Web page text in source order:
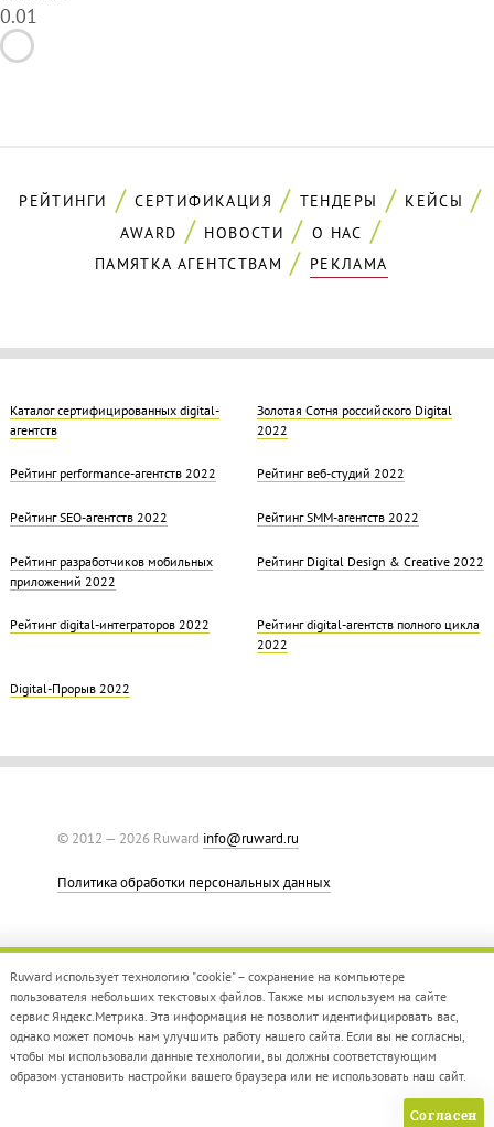
0.01
РЕЙТИНГИ СЕРТИФИКАЦИЯ ТЕНДЕРЫ
КЕЙСЫ
AWARD
НОВОСТИ
О НАС
ПАМЯТКА АГЕНТСТВАМ
РЕКЛАМА
Каталог сертифицированных digital-
агентств
Золотая Cотня российского Digital
2022
Рейтинг performance-агентств 2022 Рейтинг веб-студий 2022
Рейтинг SEO-агентств 2022 Рейтинг SMM-агентств 2022
Рейтинг разработчиков мобильных
приложений 2022
Рейтинг Digital Design & Creative 2022
Рейтинг digital-интеграторов 2022
Рейтинг digital-агентств полного цикла
2022
Digital-Прорыв 2022
© 2012 — 2026 Ruward info@ruward.ru
Политика обработки персональных данных
Дизайн –Red Collar
Создание сайта –Integrate
Ruward использует технологию "cookie" – сохранение на компьютере
пользователя небольших текстовых файлов. Также мы используем на сайте
сервис Яндекс.Метрика. Эта информация не позволит идентифицировать вас,
однако может помочь нам улучшить работу нашего сайта. Если вы не согласны,
чтобы мы использовали данные технологии, вы должны соответствующим
образом установить настройки вашего браузера или не использовать наш сайт.
Согласен